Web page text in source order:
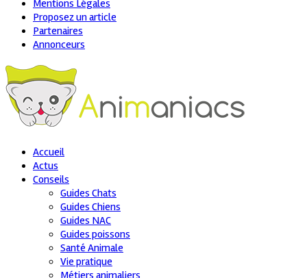
Mentions Légales
Proposez un article
Partenaires
Annonceurs
Accueil
Actus
Conseils
Guides Chats
Guides Chiens
Guides NAC
Guides poissons
Santé Animale
Vie pratique
Métiers animaliers